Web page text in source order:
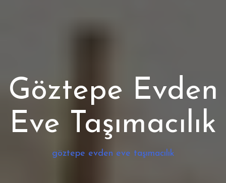
Göztepe Evden
Eve Taşımacılık
göztepe evden eve taşımacılık